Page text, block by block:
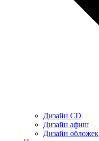
Дизайн CD
Дизайн афиш
Дизайн обложек